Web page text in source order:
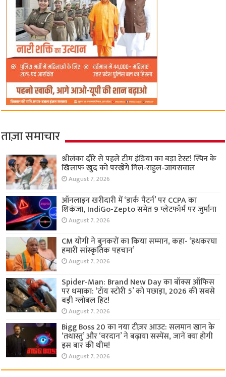
ताज़ा समाचार
श्रीलंका दौरे से पहले टीम इंडिया का बड़ा टेस्ट! स्पिन के
खिलाफ खुद को परखेंगे गिल-राहुल-जायसवाल
August 7, 2026
ऑनलाइन खरीदारी में ‘डार्क पैटर्न’ पर CCPA का
शिकंजा, IndiGo-Zepto समेत 9 प्लेटफॉर्म पर जुर्माना
August 7, 2026
CM योगी ने बुनकरों का किया सम्मान, कहा- ‘हथकरघा
हमारी सांस्कृतिक पहचान’
August 7, 2026
Spider-Man: Brand New Day का बॉक्स ऑफिस
पर धमाका: ‘टॉय स्टोरी 5’ को पछाड़ा, 2026 की सबसे
बड़ी ग्लोबल हिट!
August 7, 2026
Bigg Boss 20 का नया टीज़र आउट: सलमान खान के
‘तथास्तु’ और ‘वरदान’ ने बढ़ाया सस्पेंस, जानें क्या होगी
इस बार की थीम!
August 7, 2026